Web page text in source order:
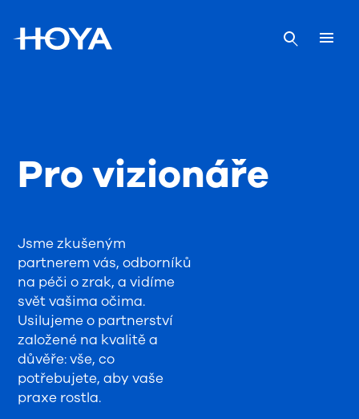
Jsme zkušeným
partnerem vás, odborníků
na péči o zrak, a vidíme
svět vašima očima.
Usilujeme o partnerství
založené na kvalitě a
důvěře: vše, co
potřebujete, aby vaše
praxe rostla.
Pro vizionáře